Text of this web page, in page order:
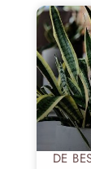
DE